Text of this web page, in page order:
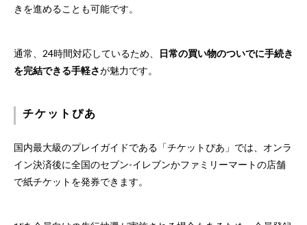
きを進めることも可能です。
通常、24時間対応しているため、
日常の買い物のついでに手続き
を完結できる手軽さが魅力です。
チケットぴあ
国内最大級のプレイガイドである「チケットぴあ」では、オンラ
イン決済後に全国のセブン-イレブンかファミリーマートの店舗
で紙チケットを発券できます。